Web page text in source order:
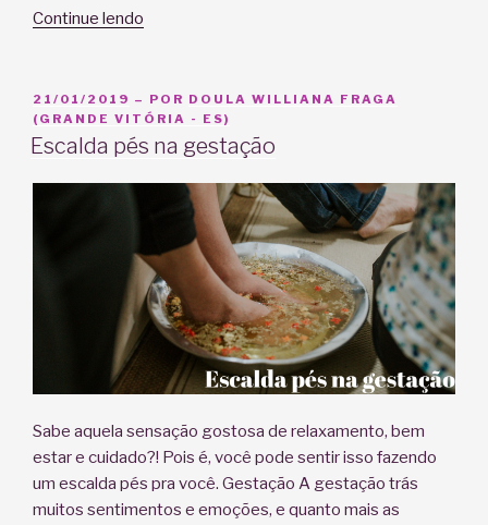
Continue lendo
preparar
para
o
PUBLICADO
EM
21/01/2019 – POR DOULA WILLIANA FRAGA
(GRANDE VITÓRIA - ES)
Escalda pés na gestação
Sabe aquela sensação gostosa de relaxamento, bem
estar e cuidado?! Pois é, você pode sentir isso fazendo
um escalda pés pra você. Gestação A gestação trás
muitos sentimentos e emoções, e quanto mais as